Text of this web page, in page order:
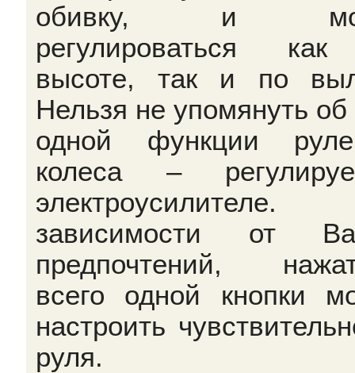
обивку, и
регулироваться
высоте, так и по
Нельзя не упомянуть
одной функции
колеса –
зависимости от
предпочтений,
всего одной кнопки
настроить
руля.